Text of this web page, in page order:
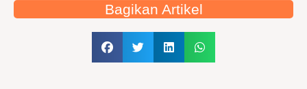
Bagikan Artikel